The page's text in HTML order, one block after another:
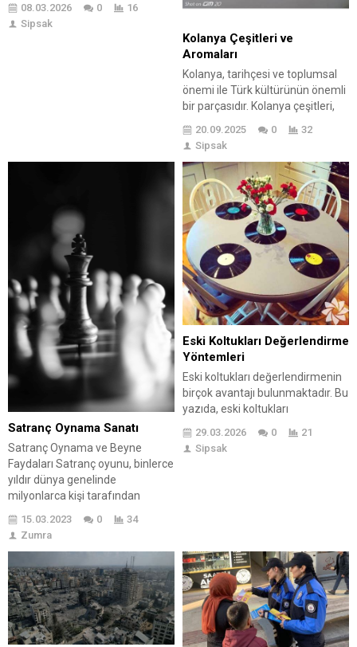
bilgiler ele alınmakta; ayrıca,
arabada ağrı çekenlerin dikkat
arabada ağrı ile mücadele için...
08.03.2026 0
16
Sipsak
Kolanya Çeşitleri ve
Aromaları
Kolanya, tarihçesi ve toplumsal
önemi ile Türk kültürünün önemli
bir parçasıdır. Kolanya çeşitleri,
farklı aromaları ile kullanıcıların
beğenisine sunulmaktadır.
Özellikle limon, lavanta ve çiçek
kokuları gibi popüler kolanya
çeşitleri bulunmaktadır. Kolanya
seçerken dikkat edilmesi
gereken faktörler arasında
aroma, alerji durumu ve kullanım
alanı yer alır. Kolanyanın faydaları
arasında antiseptik özellikleri,...
20.09.2025 0
32
Sipsak
Satranç Oynama Sanatı
Satranç Oynama ve Beyne
Faydaları Satranç oyunu, binlerce
yıldır dünya genelinde
milyonlarca kişi tarafından
faydası olduğu bilinmektedir,
ancak satranç oynama beyne
faydaları oldukça önemlidir.
Satranç oyunu, zihinsel aktivite,
problem çözme, planlama ve
stratejik düşünme gibi başlıca
becerilerini geliştirmeye yardımcı
olur. Satranç Oynama Hayatınıza
15.03.2023 0
34
Zumra
Eski Koltukları Değerlendirme
Yöntemleri
Eski koltukları değerlendirmenin
birçok avantajı bulunmaktadır. Bu
yazıda, eski koltukları
satın alınmaları gerektiğine ve
yenileme yöntemlerine
gereken unsurlar ve eski
koltuklarınıza değer katmanın
yolları da ele alınmaktadır. Ayrıca,
eski koltukları değerlendirirken
unutulmaması gereken...
29.03.2026 0
21
Sipsak